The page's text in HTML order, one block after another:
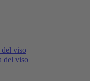
del viso
del viso